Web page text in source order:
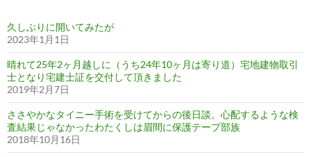
久しぶりに開いてみたが
2023年1月1日
晴れて25年2ヶ月越しに（うち24年10ヶ月は寄り道）宅地建物取引
士となり宅建士証を交付して頂きました
2019年2月7日
ささやかなタイニー手術を受けてからの後日談。心配するような検
査結果じゃなかったわたくしは眉間に保護テープ部族
2018年10月16日